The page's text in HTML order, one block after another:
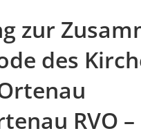
zur
des
RVO